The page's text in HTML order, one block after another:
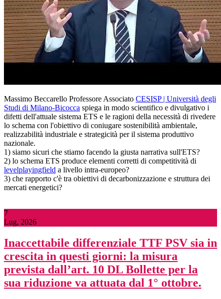
Massimo Beccarello Professore Associato CESISP | Università degli
Studi di Milano-Bicocca spiega in modo scientifico e divulgativo i
difetti dell'attuale sistema ETS e le ragioni della necessità di rivedere
lo schema con l'obiettivo di coniugare sostenibilità ambientale,
realizzabilità industriale e strategicità per il sistema produttivo
nazionale.
1) siamo sicuri che stiamo facendo la giusta narrativa sull'ETS?
2) lo schema ETS produce elementi corretti di competitività di
levelplayingfield a livello intra-europeo?
3) che rapporto c'è tra obiettivi di decarbonizzazione e struttura dei
mercati energetici?
7
Lug, 2026
Inaccettabile differenziale TTF PSV sia in
crescita in questi giorni: la misura
prevista dall’art. 10 DL Bollette per la
sua riduzione va attuata dal 1° ottobre.